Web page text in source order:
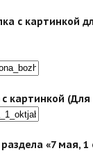
с картинкой
с картинкой
«7 мая,